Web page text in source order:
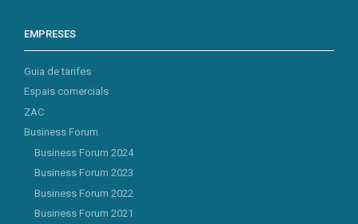
EMPRESES
Guia de tarifes
Espais comercials
ZAC
Business Forum
Business Forum 2024
Business Forum 2023
Business Forum 2022
Business Forum 2021